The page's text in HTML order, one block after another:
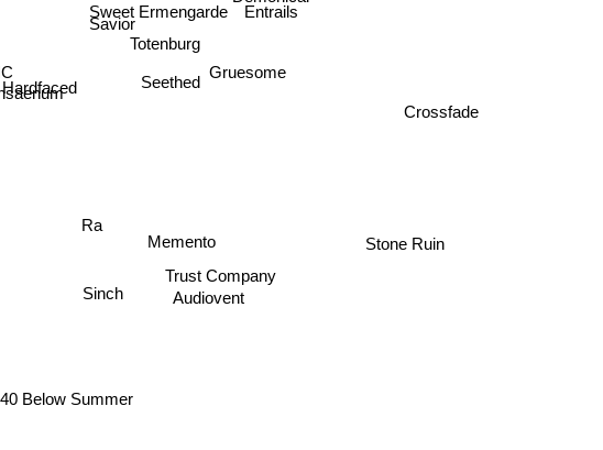
Hardfaced
Savior
Seethed
Totenburg
Sweet Ermengarde
Ra
Gruesome
Entrails
Memento
Sinch
Trust Company
Audiovent
40 Below Summer
Stone Ruin